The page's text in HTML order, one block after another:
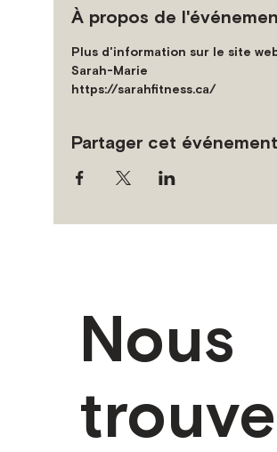
À propos de
Plus d'information sur le site
Sarah-Marie
https://sarahfitness.ca/
Partager cet événement
Nous